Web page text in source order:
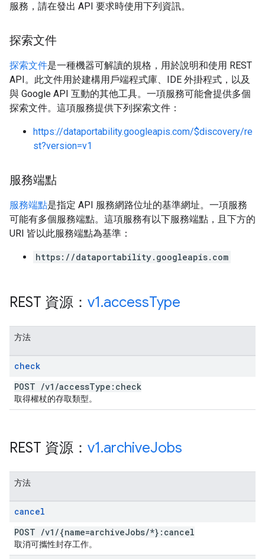
服務，請在發出 API 要求時使用下列資訊。
探索文件
探索文件是一種機器可解讀的規格，用於說明和使用 REST
API。此文件用於建構用戶端程式庫、IDE 外掛程式，以及
與 Google API 互動的其他工具。一項服務可能會提供多個
探索文件。這項服務提供下列探索文件：
https://dataportability.googleapis.com/$discovery/re
st?version=v1
服務端點
服務端點是指定 API 服務網路位址的基準網址。一項服務
可能有多個服務端點。這項服務有以下服務端點，且下方的
URI 皆以此服務端點為基準：
https://dataportability.googleapis.com
REST 資源： v1.accessType
方法
check
POST /v1 /accessType:check
取得權杖的存取類型。
REST 資源： v1.archiveJobs
方法
cancel
POST /v1 /{name=archiveJobs/*}:cancel
取消可攜性封存工作。